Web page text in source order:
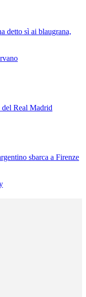
detto sì ai blaugrana,
Real Madrid
sbarca a Firenze